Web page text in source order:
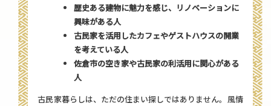
歴史ある建物に魅力を感じ、リノベーションに
興味がある人
古民家を活用したカフェやゲストハウスの開業
を考えている人
佐倉市の空き家や古民家の利活用に関心がある
人
古民家暮らしは、ただの住まい探しではありません。風情